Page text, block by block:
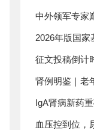
会议即将举行
中外领军专家
肾病长期肾功
2026年版国家
肾病、内分泌
面升级
征文投稿倒计
血液净化中心
会
肾例明鉴｜老
损伤，误诊肺
ANCA相关小
IgA肾病新药
首款BAFF/
血压控到位